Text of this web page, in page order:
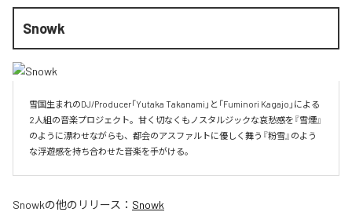
Snowk
雪国生まれのDJ/Producer「Yutaka Takanami」と「Fuminori Kagajo」による
2人組の音楽プロジェクト。甘く切なくもノスタルジックな哀愁感を『雪煙』
のように漂わせながらも、都会のアスファルトに優しく舞う『粉雪』のよう
な浮遊感を持ち合わせた音楽を手がける。
Snowkの他のリリース： Snowk